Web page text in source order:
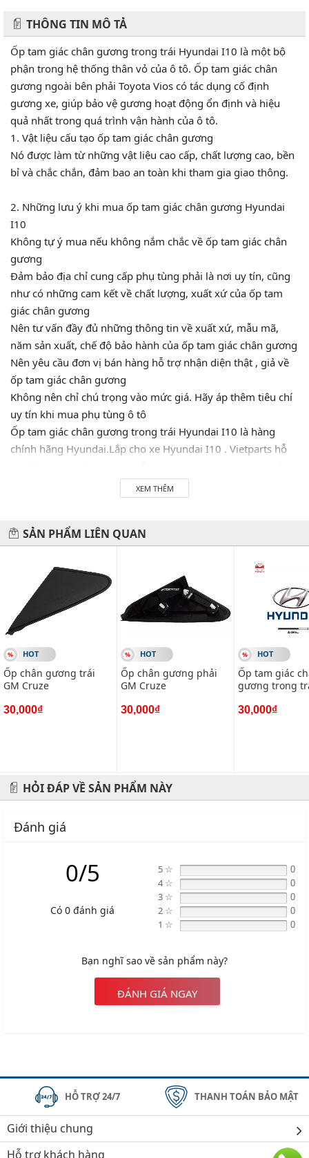
THÔNG TIN MÔ TẢ
Ốp tam giác chân gương trong trái Hyundai I10 là một bộ
phận trong hệ thống thân vỏ của ô tô. Ốp tam giác chân
gương ngoài bên phải Toyota Vios có tác dụng cố định
gương xe, giúp bảo vệ gương hoạt động ổn định và hiệu
quả nhất trong quá trình vận hành của ô tô.
1. Vật liệu cấu tạo ốp tam giác chân gương
Nó được làm từ những vật liệu cao cấp, chất lượng cao, bền
bỉ và chắc chắn, đảm bao an toàn khi tham gia giao thông.
2. Những lưu ý khi mua ốp tam giác chân gương Hyundai
I10
Không tự ý mua nếu không nắm chắc về ốp tam giác chân
gương
Đảm bảo địa chỉ cung cấp phụ tùng phải là nơi uy tín, cũng
như có những cam kết về chất lượng, xuất xứ của ốp tam
giác chân gương
Nên tư vấn đầy đủ những thông tin về xuất xứ, mẫu mã,
năm sản xuất, chế độ bảo hành của ốp tam giác chân gương
Nên yêu cầu đơn vị bán hàng hỗ trợ nhận diện thật , giả về
ốp tam giác chân gương
Không nên chỉ chú trọng vào mức giá. Hãy áp thêm tiêu chí
uy tín khi mua phụ tùng ô tô
Ốp tam giác chân gương trong trái Hyundai I10 là hàng
chính hãng Hyundai.Lắp cho xe Hyundai I10 . Vietparts hỗ
cam kết phân phối phụ tùng chính hãng được nhập khẩu
trực tiếp tại các nguồn nhà máy mà không qua tay bên thứ
Vietparts luôn luôn sẵn sàng phục vụ quý khách!
Hãy đến với chúng tôi để xế yêu của bạn được chăm sóc chu
đáo nhất.
#vietparts #ascgroup #phutungotodungxuatxurochatluong
#phugiaoto #phutungoto
-------------------------------------------------------
VIETPARTS - Thương hiệu 20 năm về cung cấp phụ tùng,
Hotline: 0945 333 777
XEM THÊM
SẢN PHẨM LIÊN QUAN
HOT
Ốp chân gương trái
GM Cruze
30,000₫
HOT
Ốp chân gương phải
GM Cruze
30,000₫
HOT
Ốp tam giác
gương trong
30,000₫
HỎI ĐÁP VỀ SẢN PHẨM NÀY
Đánh giá
0/5
Có 0 đánh giá
5 ☆ 0
4 ☆ 0
3 ☆ 0
2 ☆ 0
1 ☆ 0
Bạn nghĩ sao về sản phẩm này?
ĐÁNH GIÁ NGAY
HỖ TRỢ 24/7 THANH TOÁN BẢO MẬT
Giới thiệu chung
Hỗ trợ khách hàng